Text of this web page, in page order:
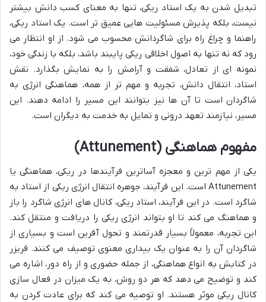
تبدیل شدن به یک استاد ریکی، تنها به معنای کسب دانش بیشتر
نیست، بلکه پذیرش مسئولیت هایی عمیق تر است. یک استاد ریکی،
راهنما و چراغ راه برای شاگردانش محسوب می شود. از او انتظار می
رود که نه تنها به اصول اخلاقی ریکی پایبند باشد، بلکه با زندگی خود،
نمونه ای از تعادل، شفقت و آرامش را به نمایش بگذارد. نقش
استاد، انتقال دانش، تجربه و مهم تر از همه، هماهنگی انرژی به
شاگردان است تا آن ها نیز بتوانند این مسیر را ادامه دهند. این
مسیر، نیازمند تعهد درونی و تمایل به خدمت به دیگران است.
مفهوم هماهنگی (Attunement)
یکی از مهم ترین و معجزه آساترین فرآیندها در ریکی، هماهنگی یا
Attunement است. این فرآیند، جوهره انتقال انرژی ریکی از استاد به
شاگرد است. در این فرآیند، استاد ریکی، کانال های انرژی شاگرد را باز
و هماهنگ می کند تا او بتواند انرژی ریکی را دریافت و منتقل کند.
این تجربه، معمولاً بسیار قدرتمند و تحول آفرین است و بسیاری از
شاگردان آن را به عنوان یک بیداری معنوی توصیف می کنند. فریزر
در کتابش به انواع هماهنگی، از جمله حضوری و از راه دور، اشاره می
کند و توضیح می دهد که هر دو روش، به یک میزان در فعال سازی
کانال ریکی موثر هستند. او توصیه می کند که برای عادت کردن به